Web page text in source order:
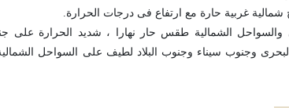
غربية حارة مع ارتفاع فى درجات الحرارة.
والسواحل الشمالية طقس حار نهارا ، شديد الحرارة على
وجنوب سيناء وجنوب البلاد لطيف على السواحل